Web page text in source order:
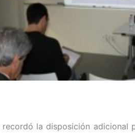
la disposición adicional